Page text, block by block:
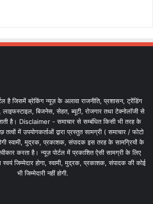
है जिसमें ब्रेकिंग न्यूज़ के अलावा राजनीति, प्रशासन, ट्रेंडिंग
बिजनेस, सेहत, ब्यूटी, रोजगार तथा टेक्नोलॉजी से
है। Disclaimer - समाचार से सम्बंधित किसी भी तरह के
में उपयोगकर्ताओं द्वारा प्रस्तुत सामग्री ( समाचार / फोटो
स्वामी, मुद्रक, प्रकाशक, संपादक इस तरह के सामग्रियों के
करता है। न्यूज़ पोर्टल में प्रकाशित ऐसी सामग्री के लिए
स्वयं जिम्मेदार होगा, स्वामी, मुद्रक, प्रकाशक, संपादक की कोई
भी जिम्मेदारी नहीं होगी.